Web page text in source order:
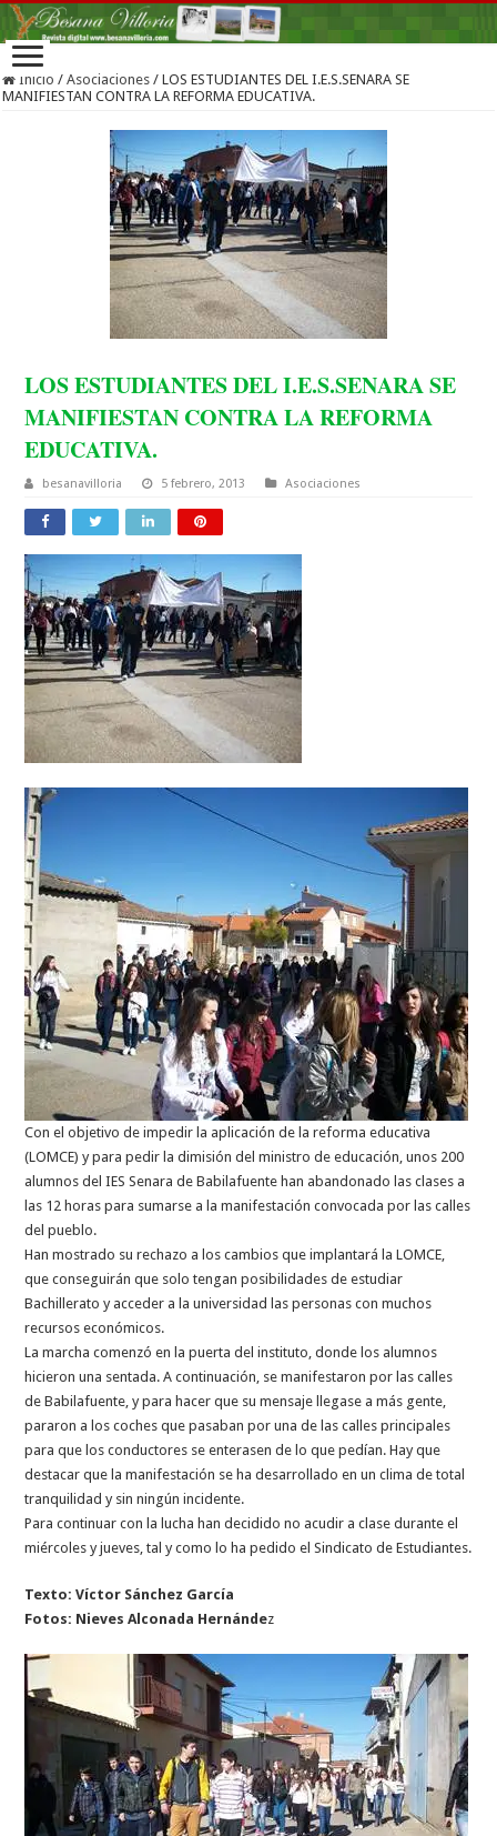
Inicio / Asociaciones / LOS ESTUDIANTES DEL I.E.S.SENARA SE
MANIFIESTAN CONTRA LA REFORMA EDUCATIVA.
LOS ESTUDIANTES DEL I.E.S.SENARA SE
MANIFIESTAN CONTRA LA REFORMA
EDUCATIVA.
besanavilloria 5 febrero, 2013 Asociaciones
Con el objetivo de impedir la aplicación de la reforma educativa
(LOMCE) y para pedir la dimisión del ministro de educación, unos 200
alumnos del IES Senara de Babilafuente han abandonado las clases a
las 12 horas para sumarse a la manifestación convocada por las calles
del pueblo.
Han mostrado su rechazo a los cambios que implantará la LOMCE,
que conseguirán que solo tengan posibilidades de estudiar
Bachillerato y acceder a la universidad las personas con muchos
recursos económicos.
La marcha comenzó en la puerta del instituto, donde los alumnos
hicieron una sentada. A continuación, se manifestaron por las calles
de Babilafuente, y para hacer que su mensaje llegase a más gente,
pararon a los coches que pasaban por una de las calles principales
para que los conductores se enterasen de lo que pedían. Hay que
destacar que la manifestación se ha desarrollado en un clima de total
tranquilidad y sin ningún incidente.
Para continuar con la lucha han decidido no acudir a clase durante el
miércoles y jueves, tal y como lo ha pedido el Sindicato de Estudiantes.
Texto: Víctor Sánchez García
Fotos: Nieves Alconada Hernández